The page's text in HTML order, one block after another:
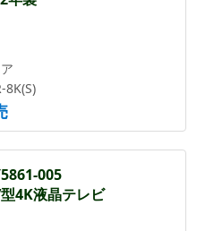
8K(S)
005
4K液晶テレビ